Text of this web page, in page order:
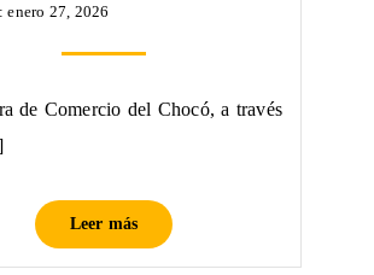
enero 27, 2026
de Comercio del Chocó, a través
Leer más